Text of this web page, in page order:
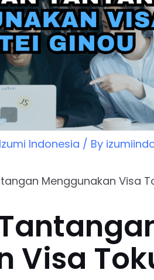
Indonesia / By
Menggunakan Visa
Visa